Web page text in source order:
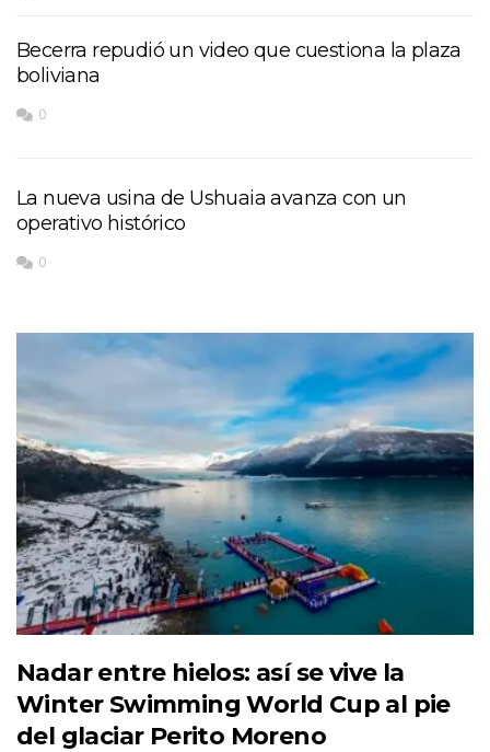
Becerra repudió un video que cuestiona la plaza
boliviana
0
La nueva usina de Ushuaia avanza con un
operativo histórico
0
Nadar entre hielos: así se vive la
Winter Swimming World Cup al pie
del glaciar Perito Moreno